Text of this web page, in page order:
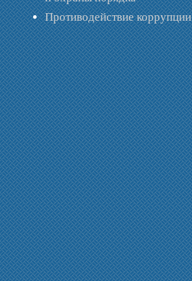
Противодействие коррупции